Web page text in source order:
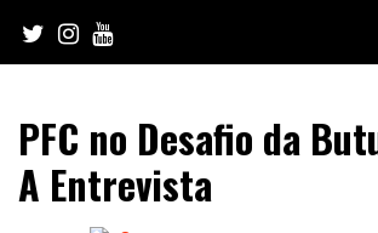
content
PFC no Desafio da
A Entrevista